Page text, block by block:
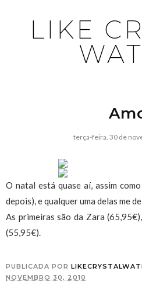
LIKE
terça-feira, 30 de
O natal está quase aí, assim
depois), e qualquer uma delas me
As primeiras são da Zara
(55,95€).
PUBLICADA POR
NOVEMBRO 30, 2010